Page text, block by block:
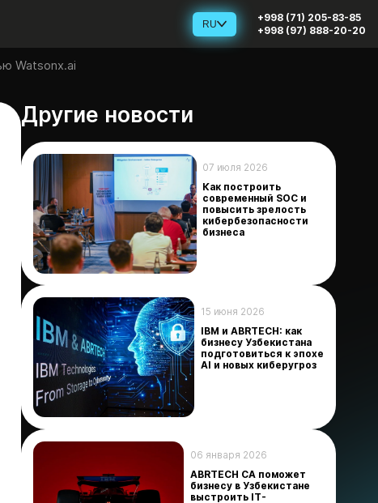
RU
+998 (71) 205-83-85
+998 (97) 888-20-20
Watsonx.ai
Другие новости
07 июля 2026
Как построить
современный SOC и
повысить зрелость
кибербезопасности
бизнеса
15 июня 2026
IBM и ABRTECH: как
бизнесу Узбекистана
подготовиться к эпохе
AI и новых киберугроз
06 января 2026
ABRTECH CA поможет
бизнесу в Узбекистане
выстроить IT-